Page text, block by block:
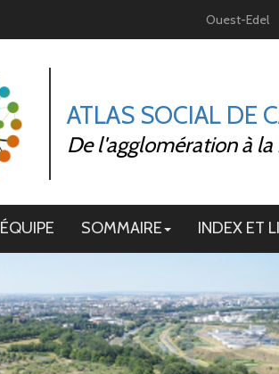
Ouest-Edel
ATLAS SOCIAL DE
De l'agglomération à
ÉQUIPE SOMMAIRE INDEX ET